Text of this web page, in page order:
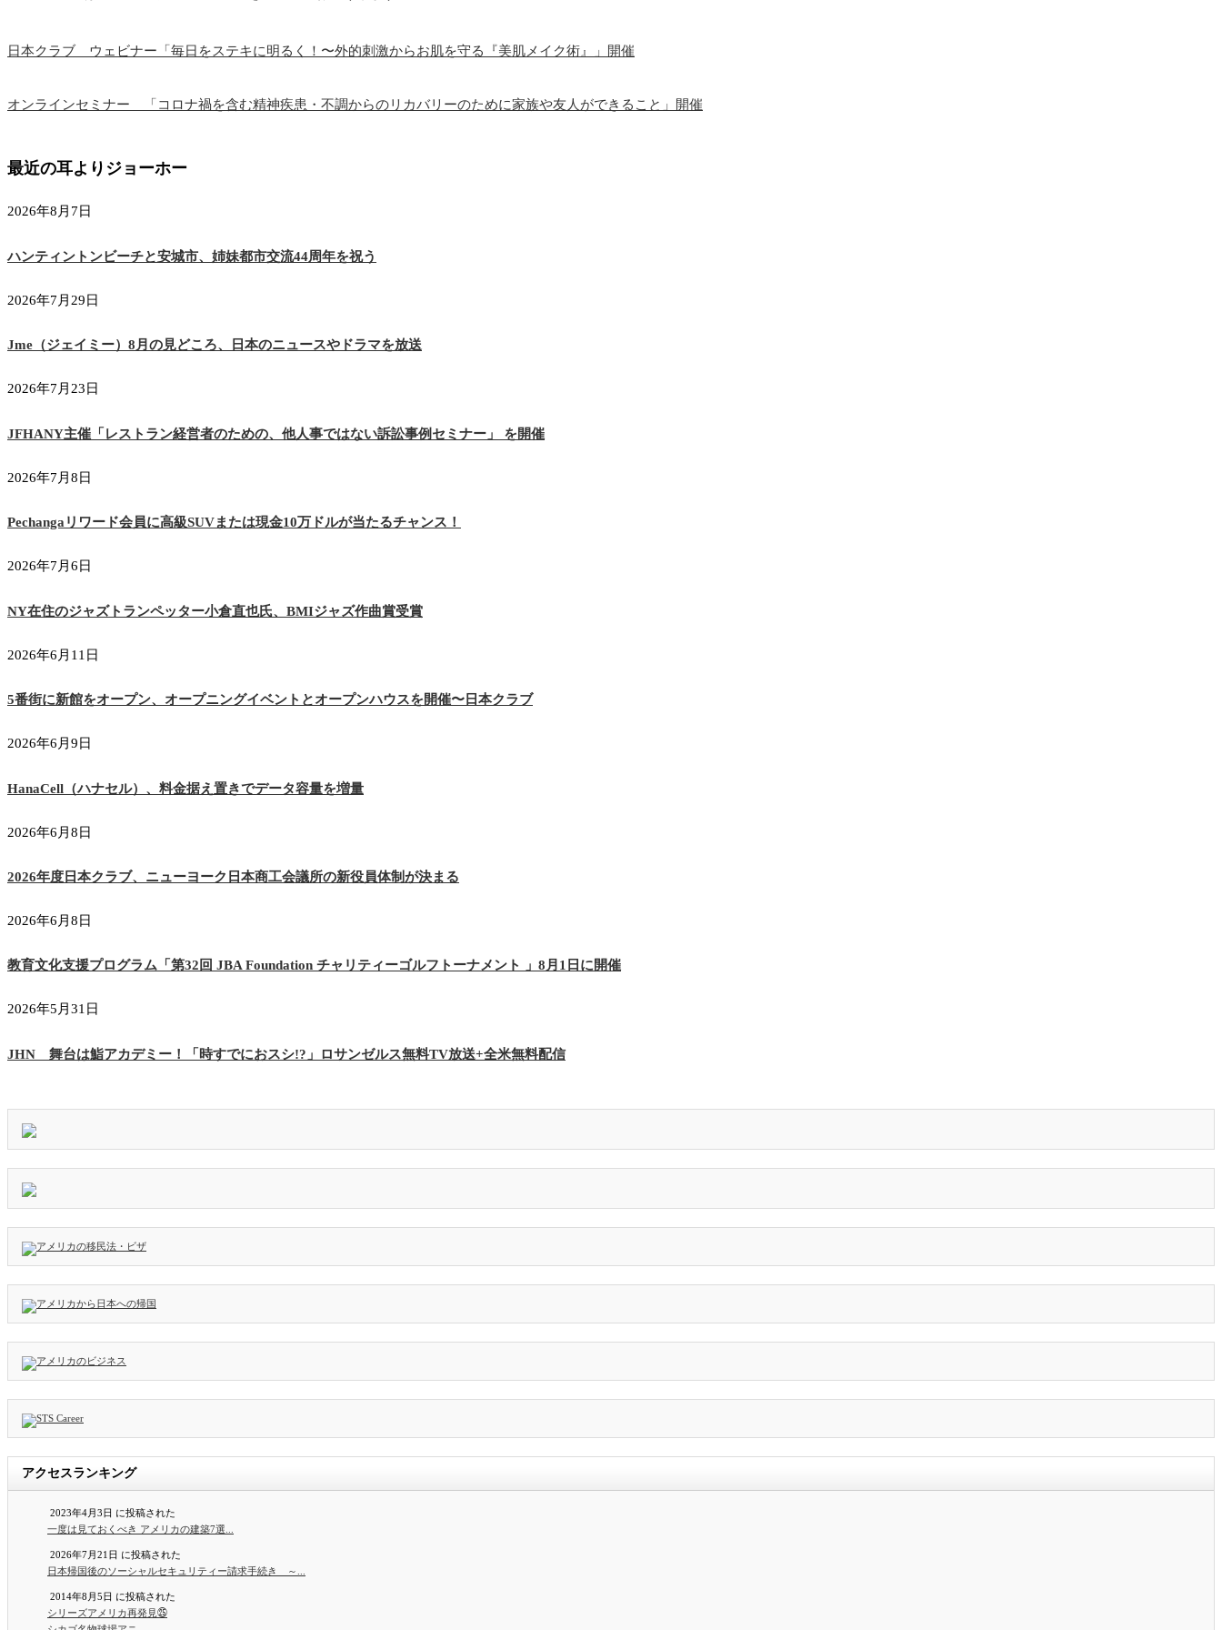
日本クラブ ウェビナー「毎日をステキに明るく！〜外的刺激からお肌を守る『美肌メイク術』」開催
オンラインセミナー 「コロナ禍を含む精神疾患・不調からのリカバリーのために家族や友人ができること」開催
最近の耳よりジョーホー
2026年8月7日
ハンティントンビーチと安城市、姉妹都市交流44周年を祝う
2026年7月29日
Jme（ジェイミー）8月の見どころ、日本のニュースやドラマを放送
2026年7月23日
JFHANY主催「レストラン経営者のための、他人事ではない訴訟事例セミナー」 を開催
2026年7月8日
Pechangaリワード会員に高級SUVまたは現金10万ドルが当たるチャンス！
2026年7月6日
NY在住のジャズトランペッター小倉直也氏、BMIジャズ作曲賞受賞
2026年6月11日
5番街に新館をオープン、オープニングイベントとオープンハウスを開催〜日本クラブ
2026年6月9日
HanaCell（ハナセル）、料金据え置きでデータ容量を増量
2026年6月8日
2026年度日本クラブ、ニューヨーク日本商工会議所の新役員体制が決まる
2026年6月8日
教育文化支援プログラム「第32回 JBA Foundation チャリティーゴルフトーナメント 」8月1日に開催
2026年5月31日
JHN 舞台は鮨アカデミー！「時すでにおスシ!?」ロサンゼルス無料TV放送+全米無料配信
アクセスランキング
2023年4月3日 に投稿された
一度は見ておくべき アメリカの建築7選...
2026年7月21日 に投稿された
日本帰国後のソーシャルセキュリティー請求手続き ～...
2014年8月5日 に投稿された
シリーズアメリカ再発見㉕